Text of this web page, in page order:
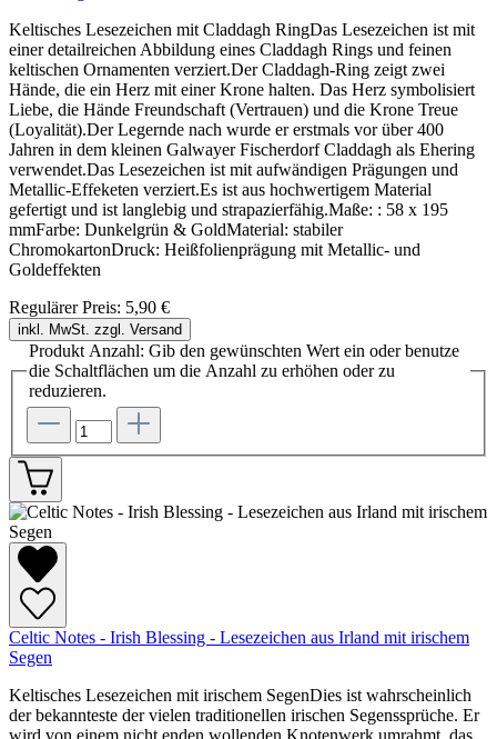
Keltisches Lesezeichen mit Claddagh RingDas Lesezeichen ist mit
einer detailreichen Abbildung eines Claddagh Rings und feinen
keltischen Ornamenten verziert.Der Claddagh-Ring zeigt zwei
Hände, die ein Herz mit einer Krone halten. Das Herz symbolisiert
Liebe, die Hände Freundschaft (Vertrauen) und die Krone Treue
(Loyalität).Der Legernde nach wurde er erstmals vor über 400
Jahren in dem kleinen Galwayer Fischerdorf Claddagh als Ehering
verwendet.Das Lesezeichen ist mit aufwändigen Prägungen und
Metallic-Effeketen verziert.Es ist aus hochwertigem Material
gefertigt und ist langlebig und strapazierfähig.Maße: : 58 x 195
mmFarbe: Dunkelgrün & GoldMaterial: stabiler
ChromokartonDruck: Heißfolienprägung mit Metallic- und
Goldeffekten
Regulärer Preis: 5,90 €
inkl. MwSt. zzgl. Versand
Produkt Anzahl: Gib den gewünschten Wert ein oder benutze
die Schaltflächen um die Anzahl zu erhöhen oder zu
reduzieren.
Celtic Notes - Irish Blessing - Lesezeichen aus Irland mit irischem
Segen
Keltisches Lesezeichen mit irischem SegenDies ist wahrscheinlich
der bekannteste der vielen traditionellen irischen Segenssprüche. Er
wird von einem nicht enden wollenden Knotenwerk umrahmt, das